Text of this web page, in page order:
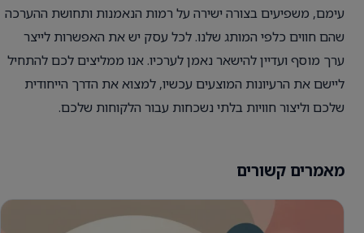
עימם, משפיעים בצורה ישירה על רמות הנאמנות ותחושת ההערכה
שהם חווים כלפי המותג שלנו. לכל עסק יש את האפשרות לייצר
ערך מוסף ועדיין להישאר נאמן לערכיו. אנו ממליצים לכם להתחיל
ליישם את הרעיונות המוצעים עכשיו, למצוא את הדרך הייחודית
שלכם וליצור חוויות בלתי נשכחות עבור הלקוחות שלכם.
מאמרים קשורים